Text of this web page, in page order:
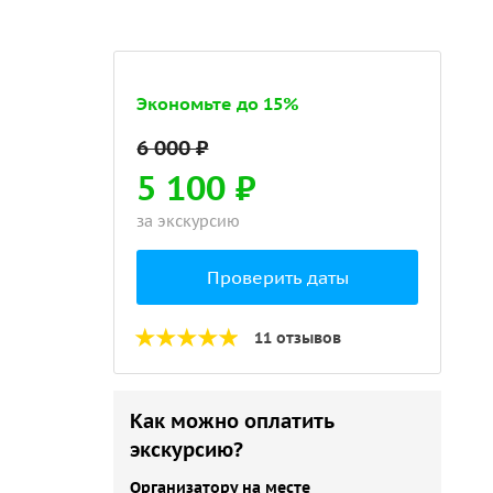
Экономьте до 15%
5 100 ₽
за экскурсию
Проверить даты
11 отзывов
Как можно оплатить
экскурсию?
Организатору на месте